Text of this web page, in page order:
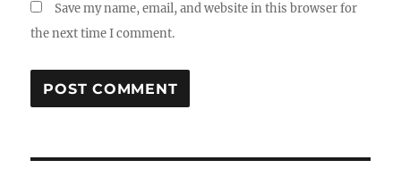
Save my name, email, and website in this browser for
the next time I comment.